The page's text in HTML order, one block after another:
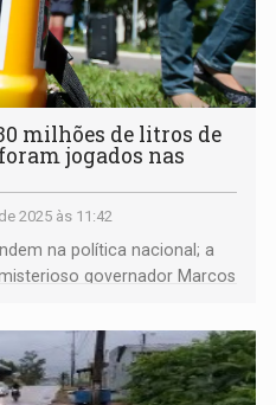
milhões de litros de
jogados nas
2025 às 11:42
na política nacional; a
governador Marcos